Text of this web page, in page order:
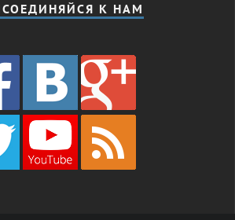
К НАМ